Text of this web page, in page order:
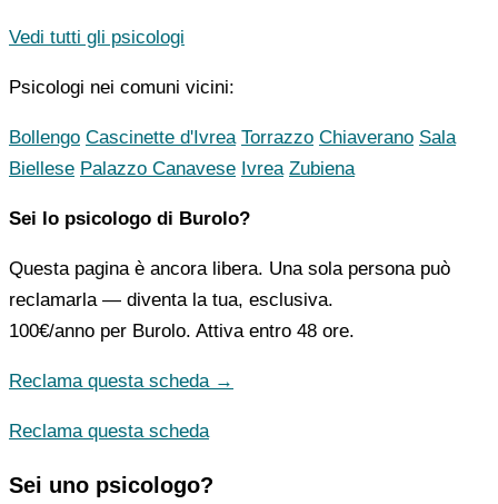
Vedi tutti gli psicologi
Psicologi nei comuni vicini:
Bollengo Cascinette d'Ivrea Torrazzo Chiaverano Sala
Biellese Palazzo Canavese Ivrea Zubiena
Sei lo psicologo di Burolo?
Questa pagina è ancora libera. Una sola persona può
reclamarla — diventa la tua, esclusiva.
100€/anno per Burolo. Attiva entro 48 ore.
Reclama questa scheda →
Reclama questa scheda
Sei uno psicologo?